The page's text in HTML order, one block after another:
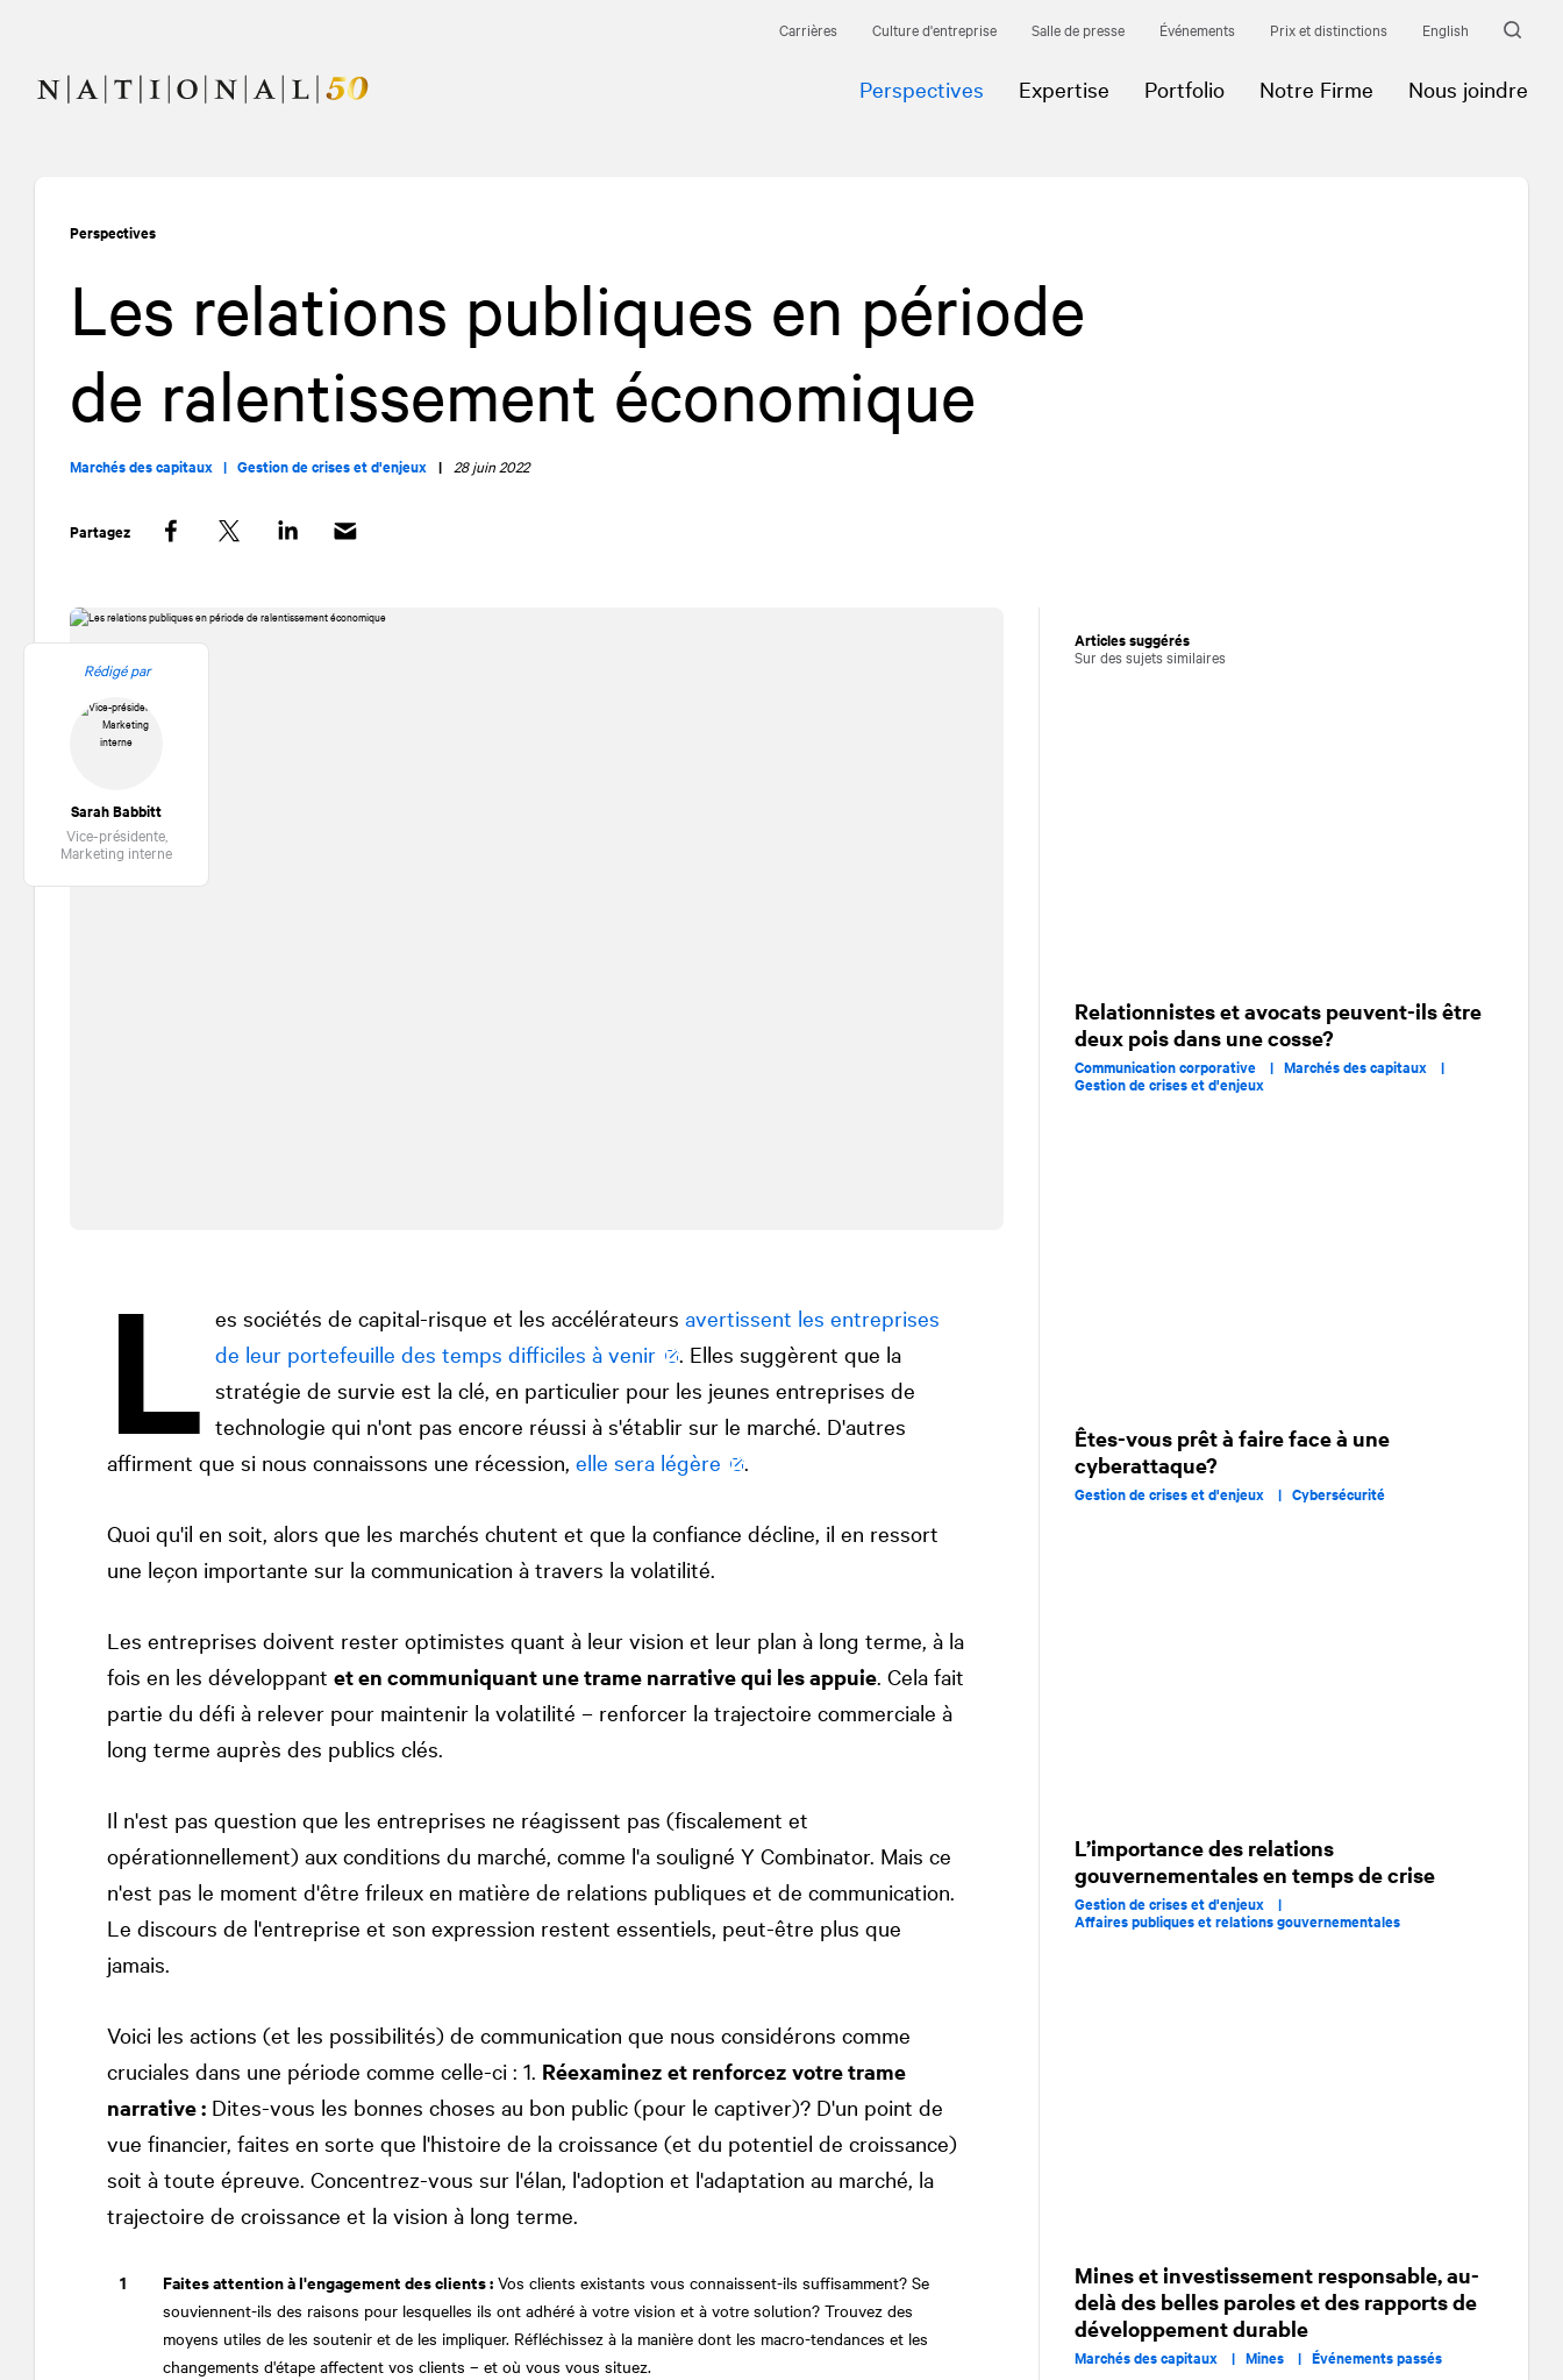
navigation
Carrières Culture d'entreprise Salle de presse Événements Prix et distinctions English
Perspectives Expertise Portfolio Notre Firme Nous joindre
Perspectives
Les relations publiques en période
de ralentissement économique
Marchés des capitaux | Gestion de crises et d'enjeux | 28 juin 2022
Partagez
Rédigé par
Sarah Babbitt
Vice-présidente,
Marketing interne
L es sociétés de capital-risque et les accélérateurs avertissent les entreprises
de leur portefeuille des temps difficiles à venir
. Elles suggèrent que la
stratégie de survie est la clé, en particulier pour les jeunes entreprises de
technologie qui n'ont pas encore réussi à s'établir sur le marché. D'autres
affirment que si nous connaissons une récession, elle sera légère .
Quoi qu'il en soit, alors que les marchés chutent et que la confiance décline, il en ressort
une leçon importante sur la communication à travers la volatilité.
Les entreprises doivent rester optimistes quant à leur vision et leur plan à long terme, à la
fois en les développant et en communiquant une trame narrative qui les appuie. Cela fait
partie du défi à relever pour maintenir la volatilité – renforcer la trajectoire commerciale à
long terme auprès des publics clés.
Il n'est pas question que les entreprises ne réagissent pas (fiscalement et
opérationnellement) aux conditions du marché, comme l'a souligné Y Combinator. Mais ce
n'est pas le moment d'être frileux en matière de relations publiques et de communication.
Le discours de l'entreprise et son expression restent essentiels, peut-être plus que
jamais.
Voici les actions (et les possibilités) de communication que nous considérons comme
cruciales dans une période comme celle-ci : 1. Réexaminez et renforcez votre trame
narrative :Dites-vous les bonnes choses au bon public (pour le captiver)? D'un point de
vue financier, faites en sorte que l'histoire de la croissance (et du potentiel de croissance)
soit à toute épreuve. Concentrez-vous sur l'élan, l'adoption et l'adaptation au marché, la
trajectoire de croissance et la vision à long terme.
Faites attention à l'engagement des clients :Vos clients existants vous connaissent-ils suffisamment? Se
souviennent-ils des raisons pour lesquelles ils ont adhéré à votre vision et à votre solution? Trouvez des
moyens utiles de les soutenir et de les impliquer. Réfléchissez à la manière dont les macro-tendances et les
changements d'étape affectent vos clients – et où vous vous situez.
Articles suggérés
Sur des sujets similaires
Relationnistes et avocats peuvent-ils être
deux pois dans une cosse?
Communication corporative | Marchés des capitaux |
Gestion de crises et d'enjeux
Êtes-vous prêt à faire face à une
cyberattaque?
Gestion de crises et d'enjeux | Cybersécurité
L’importance des relations
gouvernementales en temps de crise
Gestion de crises et d'enjeux |
Affaires publiques et relations gouvernementales
Mines et investissement responsable, au-
delà des belles paroles et des rapports de
développement durable
Marchés des capitaux | Mines | Événements passés